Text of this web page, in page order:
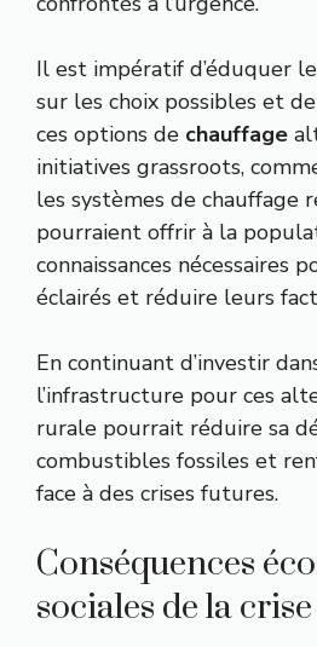
Il est impératif d’éduquer
sur les choix possibles et
ces options de chauffage
initiatives grassroots,
les systèmes de chauffage
pourraient offrir à la
connaissances nécessaires
éclairés et réduire leurs
En continuant d’investir
l’infrastructure pour ces
rurale pourrait réduire sa
combustibles fossiles et
face à des crises futures.
Conséquences
sociales de la